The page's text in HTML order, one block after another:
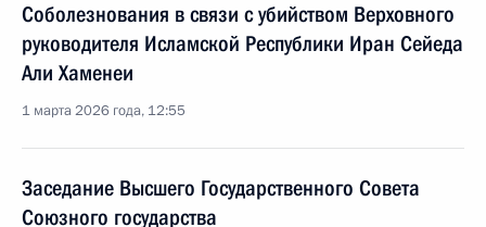
Соболезнования в связи с убийством Верховного
руководителя Исламской Республики Иран Сейеда
Али Хаменеи
1 марта 2026 года, 12:55
Заседание Высшего Государственного Совета
Союзного государства